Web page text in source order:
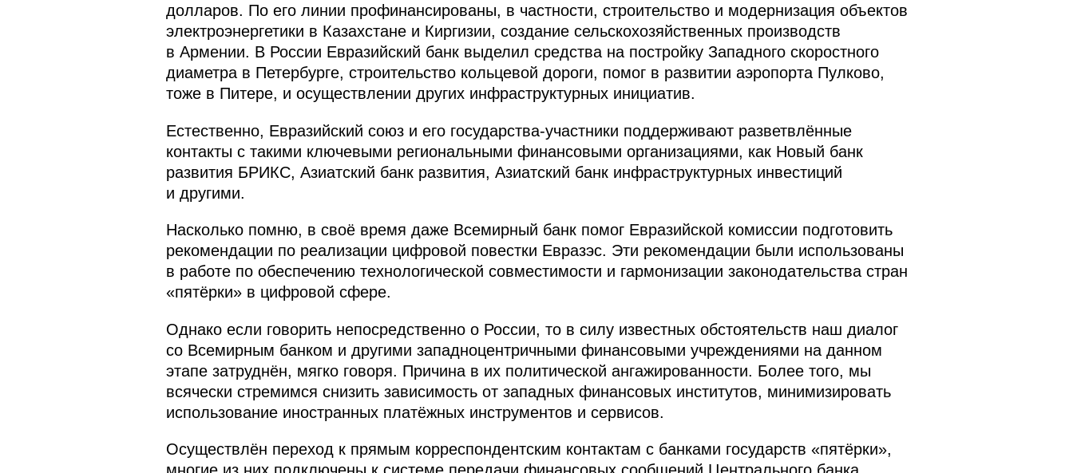
долларов. По его линии профинансированы, в частности, строительство и модернизация объектов
электроэнергетики в Казахстане и Киргизии, создание сельскохозяйственных производств
в Армении. В России Евразийский банк выделил средства на постройку Западного скоростного
диаметра в Петербурге, строительство кольцевой дороги, помог в развитии аэропорта Пулково,
тоже в Питере, и осуществлении других инфраструктурных инициатив.
Естественно, Евразийский союз и его государства-участники поддерживают разветвлённые
контакты с такими ключевыми региональными финансовыми организациями, как Новый банк
развития БРИКС, Азиатский банк развития, Азиатский банк инфраструктурных инвестиций
и другими.
Насколько помню, в своё время даже Всемирный банк помог Евразийской комиссии подготовить
рекомендации по реализации цифровой повестки Евразэс. Эти рекомендации были использованы
в работе по обеспечению технологической совместимости и гармонизации законодательства стран
«пятёрки» в цифровой сфере.
Однако если говорить непосредственно о России, то в силу известных обстоятельств наш диалог
со Всемирным банком и другими западноцентричными финансовыми учреждениями на данном
этапе затруднён, мягко говоря. Причина в их политической ангажированности. Более того, мы
всячески стремимся снизить зависимость от западных финансовых институтов, минимизировать
использование иностранных платёжных инструментов и сервисов.
Осуществлён переход к прямым корреспондентским контактам с банками государств «пятёрки»,